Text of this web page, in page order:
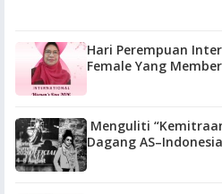
Hari Perempuan
Female Yang
Menguliti
Dagang AS–Indonesia